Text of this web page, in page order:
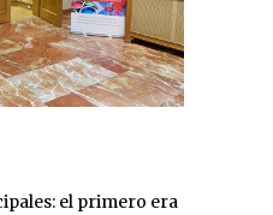
el primero era